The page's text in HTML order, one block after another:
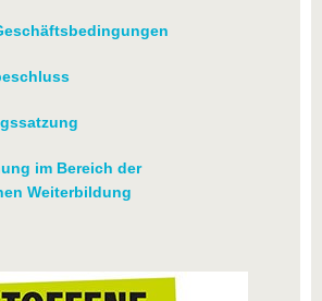
im Bereich der
Weiterbildung